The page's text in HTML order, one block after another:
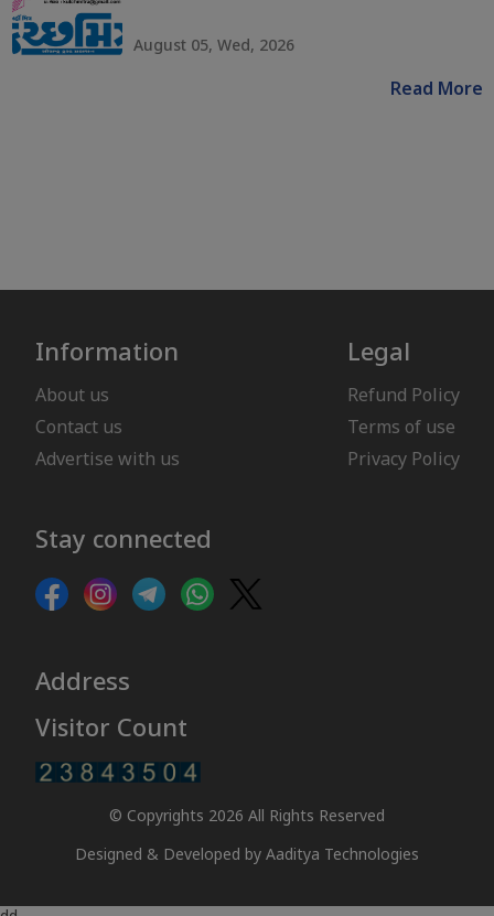
August 05, Wed, 2026
Read More
Information
About us
Contact us
Advertise with us
Legal
Refund Policy
Terms of use
Privacy Policy
Stay connected
Address
Visitor Count
© Copyrights 2026 All Rights Reserved
Designed & Developed by Aaditya Technologies